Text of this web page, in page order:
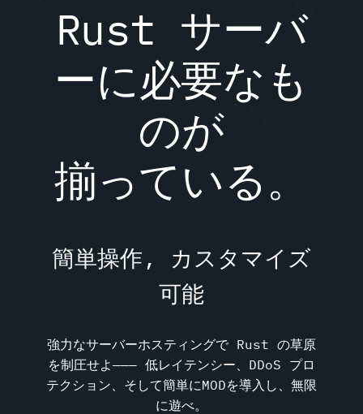
Rust サーバ
ーに必要なも
のが
揃っている。
簡単操作, カスタマイズ
可能
強力なサーバーホスティングで Rust の草原
を制圧せよ――― 低レイテンシー、DDoS プロ
テクション、そして簡単にMODを導入し、無限
に遊べ。